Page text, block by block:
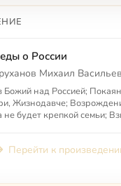
о России
Михаил
Божий над Россией;
Жизнодавче;
не будет крепкой семьи;
Перейти к